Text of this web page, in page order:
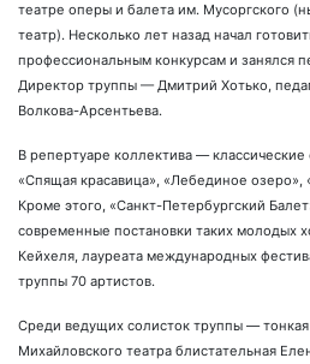
театре оперы и балета им. Мусоргского
театр). Несколько лет назад начал
профессиональным конкурсам и занялся
Директор труппы — Дмитрий Хотько,
Волкова-Арсентьева.
В репертуаре коллектива —
«Спящая красавица», «Лебединое
Кроме этого, «Санкт-Петербургский
современные постановки таких молодых
Кейхеля, лауреата международных
труппы 70 артистов.
Среди ведущих солисток труппы — тонкая
Михайловского театра блистательная